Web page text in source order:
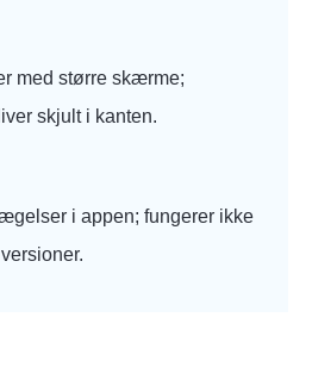
med større skærme;
skjult i kanten.
i appen; fungerer ikke